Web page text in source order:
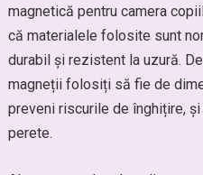
magnetică pentru camera
că materialele folosite sunt
durabil și rezistent la uzură.
magneții folosiți să fie de
preveni riscurile de înghițire,
perete.